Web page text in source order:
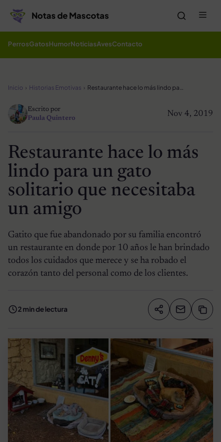
Notas de Mascotas
PerrosGatosHumorNoticiasAvesContacto
Inicio Historias Emotivas Restaurante hace lo más lindo para un gato solitario que necesitaba un amigo
Nov 4, 2019
Escrito por
Paula Quintero
Restaurante hace lo más
lindo para un gato
solitario que necesitaba
un amigo
Gatito que fue abandonado por su familia encontró
un restaurante en donde por 10 años le han brindado
todos los cuidados que merece y se ha robado el
corazón tanto del personal como de los clientes.
2 min de lectura Compartir